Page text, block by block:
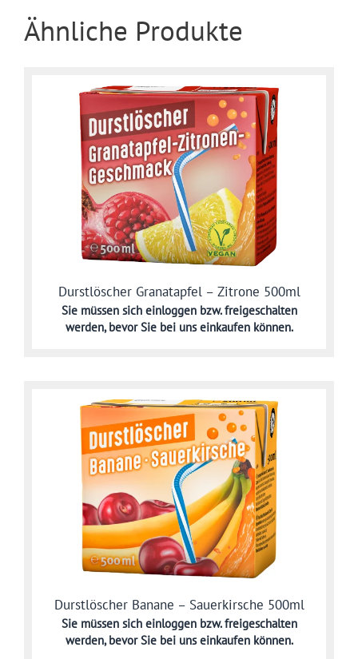
Ähnliche Produkte
Durstlöscher Granatapfel – Zitrone 500ml
Sie müssen sich einloggen bzw. freigeschalten
werden,bevor Sie bei uns einkaufen können.
Durstlöscher Banane – Sauerkirsche 500ml
Sie müssen sich einloggen bzw. freigeschalten
werden,bevor Sie bei uns einkaufen können.